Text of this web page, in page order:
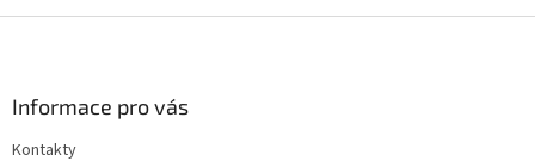
Informace pro vás
Kontakty